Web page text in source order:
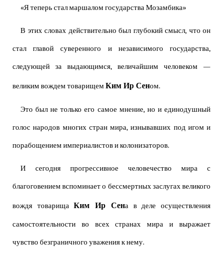
«Я теперь стал маршалом государства Мозамбика»
В этих словах действительно был глубокий смысл, что он
стал главой суверенного и независимого государства,
следующей за выдающимся, величайшим человеком —
великим вождем товарищем Ким Ир Сеном.
Это был не только его самое мнение, но и единодушный
голос народов многих стран мира, изнывавших под игом и
порабощением империалистов и колонизаторов.
И сегодня прогрессивное человечество мира с
благоговением вспоминает о бессмертных заслугах великого
вождя товарищаКим Ир Сена в деле осуществления
самостоятельности во всех странах мира и выражает
чувство безграничного уважения к нему.